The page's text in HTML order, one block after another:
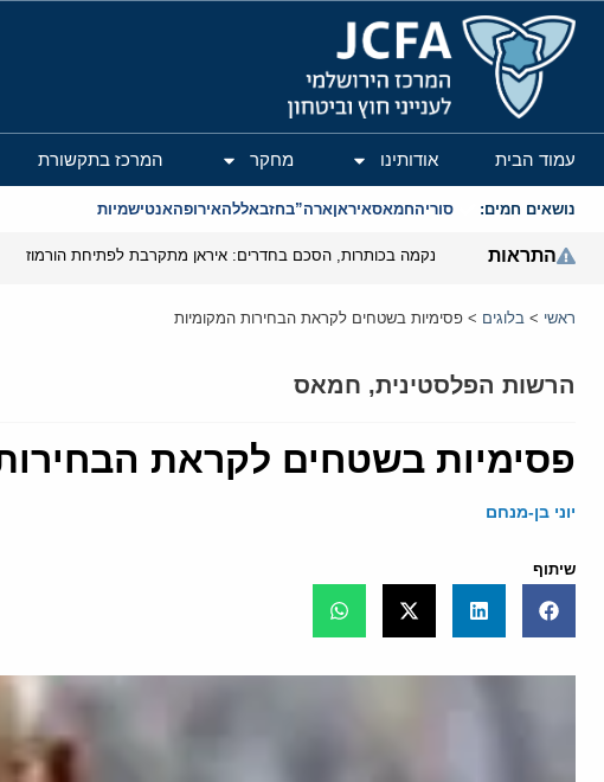
המרכז הירושלמי לענייני חוץ וביטחון
עמוד הבית אודותינו מחקר המרכז בתקשורת
נושאים חמים: סוריהחמאסאיראןארה”בחזבאללהאירופהאנטישמיות
התראות נקמה בכותרות, הסכם בחדרים: איראן מתקרבת לפתיחת הורמוז
ראשי > בלוגים > פסימיות בשטחים לקראת הבחירות המקומיות
הרשות הפלסטינית, חמאס
פסימיות בשטחים לקראת
יוני בן-מנחם
שיתוף